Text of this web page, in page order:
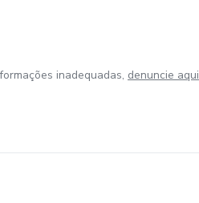
inadequadas, denuncie aqui